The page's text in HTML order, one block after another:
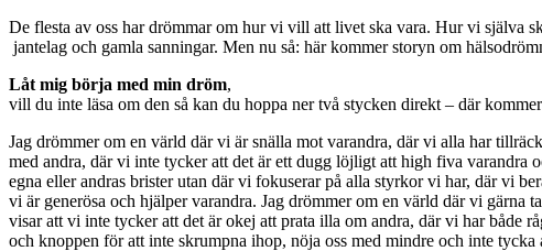
De flesta av oss har drömmar om hur vi vill att livet ska vara. Hur vi själva
jantelag och gamla sanningar. Men nu så: här kommer storyn om
Låt mig börja med min dröm,
vill du inte läsa om den så kan du hoppa ner två stycken direkt – där
Jag drömmer om en värld där vi är snälla mot varandra, där vi alla har
med andra, där vi inte tycker att det är ett dugg löjligt att high fiva varandra
egna eller andras brister utan där vi fokuserar på alla styrkor vi har, där vi
vi är generösa och hjälper varandra. Jag drömmer om en värld där vi gärna
visar att vi inte tycker att det är okej att prata illa om andra, där vi har både
och knoppen för att inte skrumpna ihop, nöja oss med mindre och inte tycka